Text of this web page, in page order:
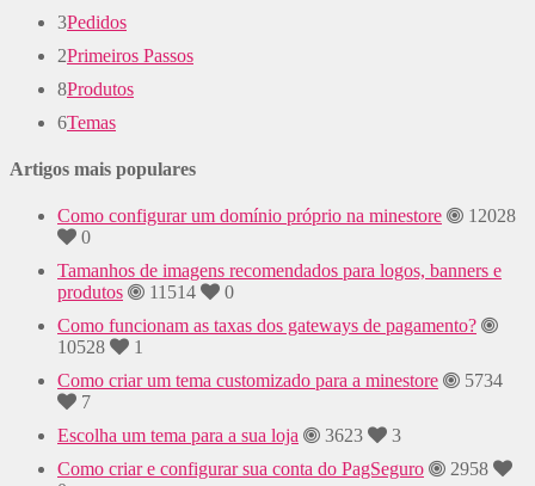
3Pedidos
2Primeiros Passos
8Produtos
6Temas
Artigos mais populares
Como configurar um domínio próprio na minestore
12028
0
Tamanhos de imagens recomendados para logos, banners e
produtos
11514
0
Como funcionam as taxas dos gateways de pagamento?
10528
1
Como criar um tema customizado para a minestore
5734
7
Escolha um tema para a sua loja
3623
3
Como criar e configurar sua conta do PagSeguro
2958